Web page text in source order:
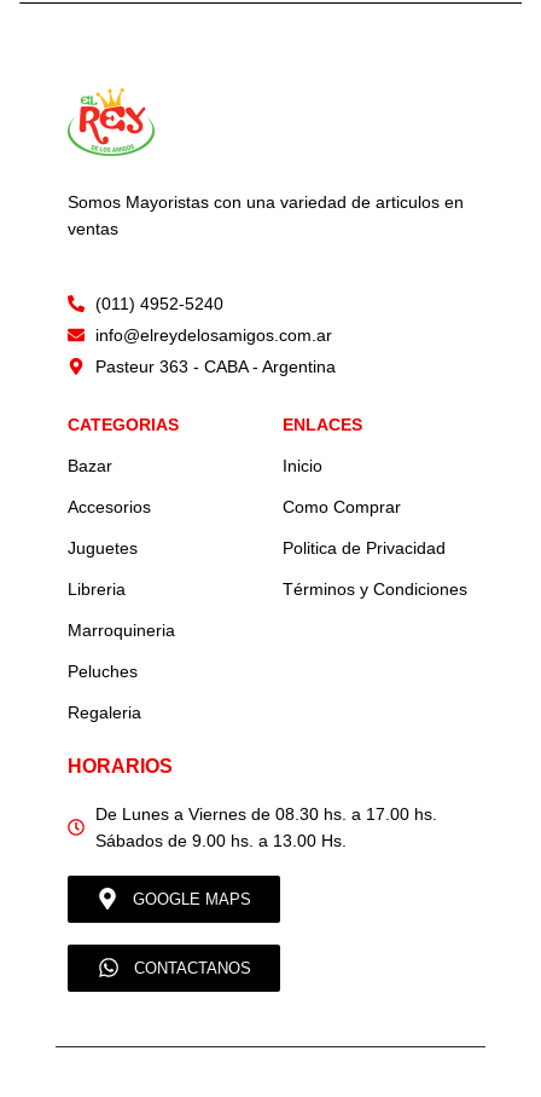
Somos Mayoristas con una variedad de articulos en
ventas
(011) 4952-5240
info@elreydelosamigos.com.ar
Pasteur 363 - CABA - Argentina
CATEGORIAS
Bazar
Accesorios
Juguetes
Libreria
Marroquineria
Peluches
Regaleria
ENLACES
Inicio
Como Comprar
Politica de Privacidad
Términos y Condiciones
HORARIOS
De Lunes a Viernes de 08.30 hs. a 17.00 hs.
Sábados de 9.00 hs. a 13.00 Hs.
GOOGLE MAPS
CONTACTANOS